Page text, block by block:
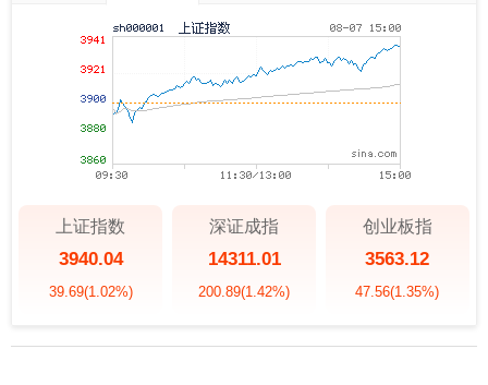
上证指数
3940.04
39.69(1.02%)
深证成指
14311.01
200.89(1.42%)
创业板指
3563.12
47.56(1.35%)